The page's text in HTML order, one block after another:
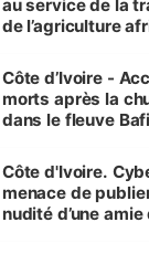
au service de la
de l’agriculture
Côte d’Ivoire -
morts après la
dans le fleuve
des Transports
Côte d'Ivoire.
menace de
nudité d’une